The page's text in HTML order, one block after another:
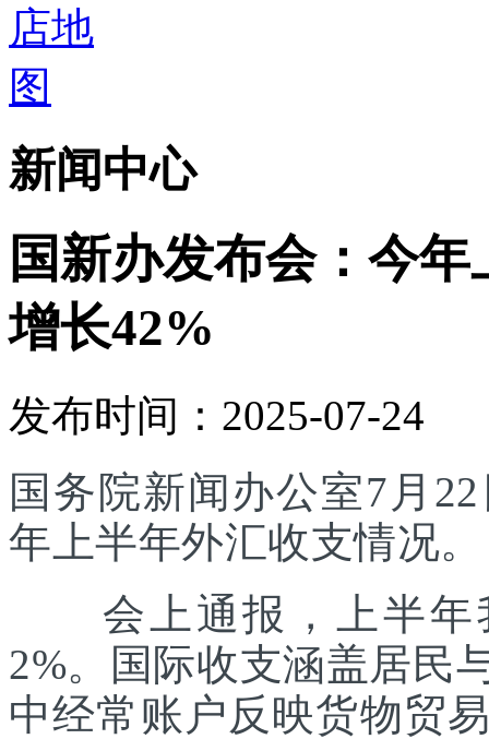
新闻中心
国新办发布会：今
增长42%
发布时间：2025-07-24
国务院新闻办公室7月
年上半年外汇收支情况。
会上通报，上半年
2%。国际收支涵盖居民
中经常账户反映货物贸